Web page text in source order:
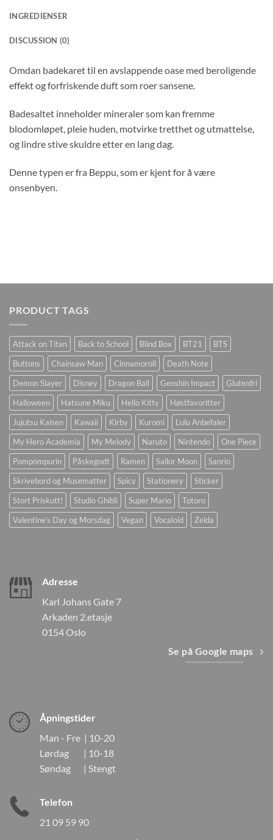
INGREDIENSER
DISCUSSION (0)
Omdan badekaret til en avslappende oase med beroligende
effekt og forfriskende duft som roer sansene.
Badesaltet inneholder mineraler som kan fremme
blodomløpet, pleie huden, motvirke tretthet og utmattelse,
og lindre stive skuldre etter en lang dag.
Denne typen er fra Beppu, som er kjent for å være
onsenbyen.
PRODUCT TAGS
Attack on Titan Back to School Blind Box BT21
BTS
Buttons
Chainsaw Man Cinnamoroll
Death Note
Demon Slayer
Disney Dragon Ball Genshin Impact
Glutenfri
Halloween
Hatsune Miku Hello Kitty
Høstfavoritter
Jujutsu Kaisen
Kawaii Kirby Kuromi
Lulu Anbefaler
My Hero Academia
My Melody Naruto Nintendo
One Piece
Pompompurin
Påskegodt Ramen Sailor Moon
Sanrio
Skrivebord og Musematter
Spicy Stationery
Sticker
Stort Priskutt!
Studio Ghibli Super Mario
Totoro
Valentine's Day og Morsdag
Vegan Vocaloid Zelda
Adresse
Karl Johans Gate 7
Arkaden 2.etasje
0154 Oslo
Se på Google maps
Åpningstider
Man - Fre | 10-20
Lørdag | 10-18
Søndag | Stengt
Telefon
21 09 59 90